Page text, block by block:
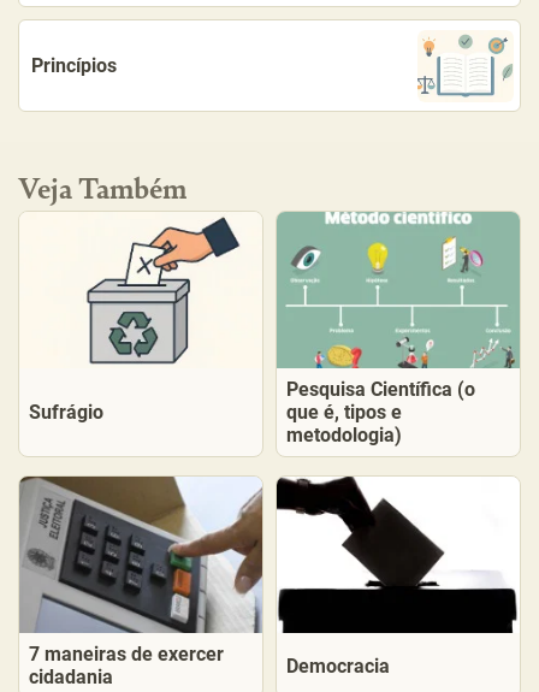
Princípios
Veja Também
Sufrágio
Pesquisa Científica (o
que é, tipos e
metodologia)
7 maneiras de exercer
cidadania
Democracia